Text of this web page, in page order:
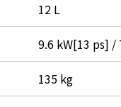
12 L
9.6 kW[13 ps] /
135 kg